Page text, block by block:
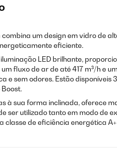
combina um design em vidro de
eficiente.
LED brilhante,
fluxo de ar de até 417 m³/h e
e sem odores. Estão disponíveis
à sua forma inclinada, oferece
ser utilizado tanto em modo de
classe de eficiência energética